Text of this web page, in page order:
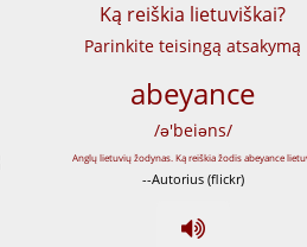
Ką reiškia lietuviškai?
Parinkite teisingą atsakymą
abeyance
/ə'beiəns/
--Autorius (flickr)